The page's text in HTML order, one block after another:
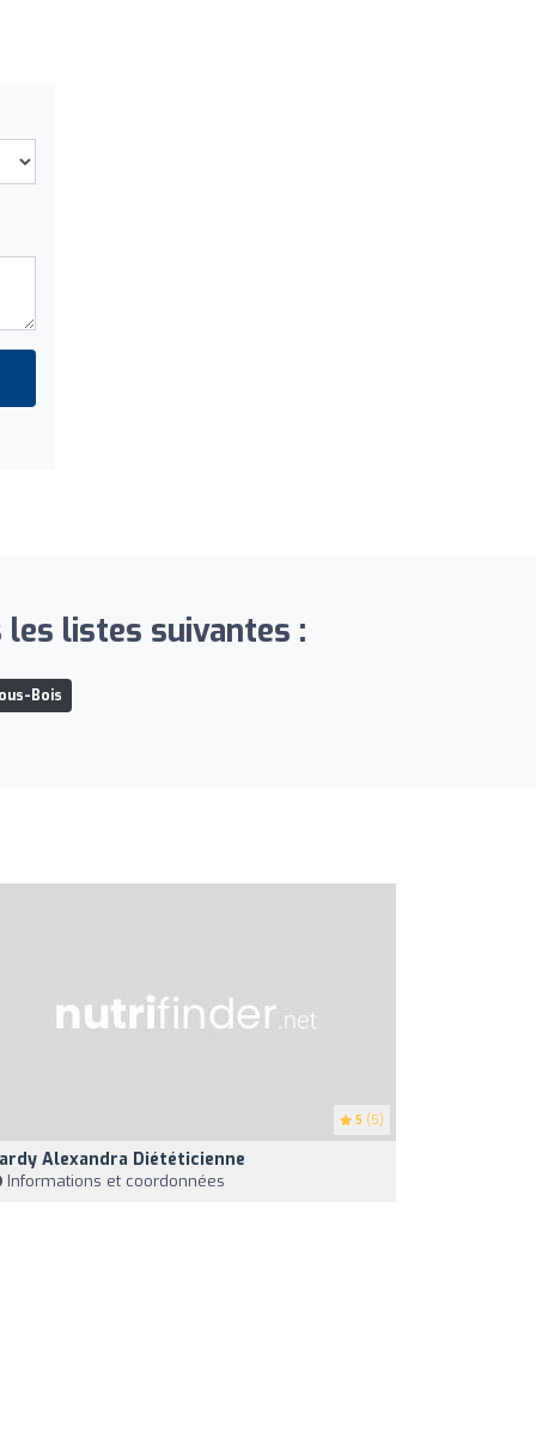
listes suivantes :
Bois
5 (5)
Alexandra Diététicienne
Informations et coordonnées